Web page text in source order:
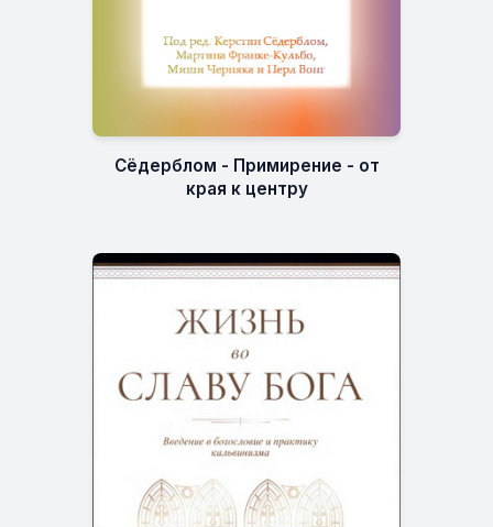
Сёдерблом - Примирение - от
края к центру